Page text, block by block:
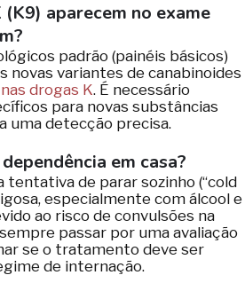
aparecem no exame
padrão (painéis básicos)
novas variantes de canabinoides
nas drogas K. É necessário
para novas substâncias
uma detecção precisa.
em casa?
tentativa de parar sozinho (“cold
especialmente com álcool e
ao risco de convulsões na
passar por uma avaliação
se o tratamento deve ser
de internação.